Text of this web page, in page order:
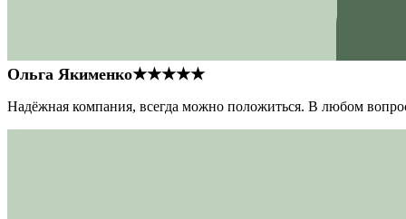
Ольга Якименко★★★★★
Надёжная компания, всегда можно положиться. В любом